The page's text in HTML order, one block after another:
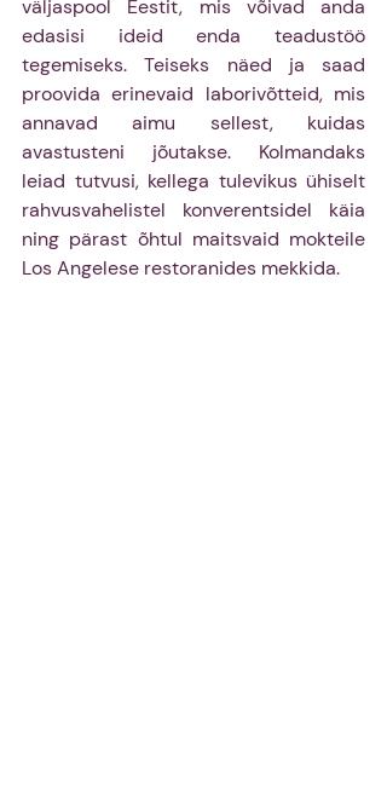
väljaspool Eestit, mis võivad anda
edasisi ideid enda teadustöö
tegemiseks. Teiseks näed ja saad
proovida erinevaid laborivõtteid, mis
annavad aimu sellest, kuidas
avastusteni jõutakse. Kolmandaks
leiad tutvusi, kellega tulevikus ühiselt
rahvusvahelistel konverentsidel käia
ning pärast õhtul maitsvaid mokteile
Los Angelese restoranides mekkida.